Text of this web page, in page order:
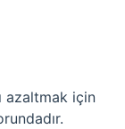
azaltmak için